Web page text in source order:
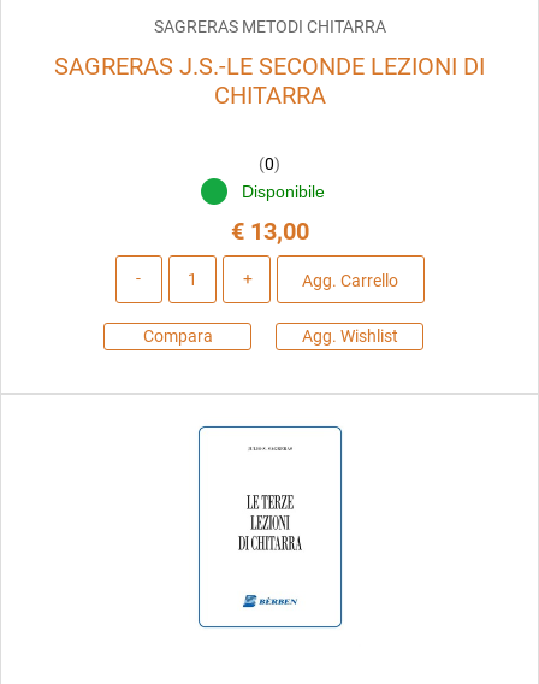
SAGRERAS METODI CHITARRA
SAGRERAS J.S.-LE SECONDE LEZIONI DI
CHITARRA
(0)
Disponibile
€ 13,00
Agg. Carrello
Compara Agg. Wishlist